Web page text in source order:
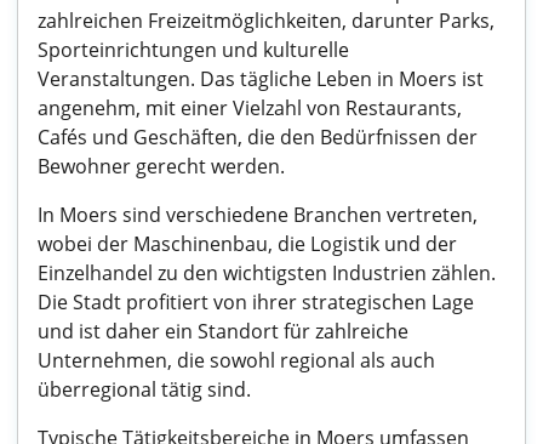
zahlreichen Freizeitmöglichkeiten, darunter Parks,
Sporteinrichtungen und kulturelle
Veranstaltungen. Das tägliche Leben in Moers ist
angenehm, mit einer Vielzahl von Restaurants,
Cafés und Geschäften, die den Bedürfnissen der
Bewohner gerecht werden.
In Moers sind verschiedene Branchen vertreten,
wobei der Maschinenbau, die Logistik und der
Einzelhandel zu den wichtigsten Industrien zählen.
Die Stadt profitiert von ihrer strategischen Lage
und ist daher ein Standort für zahlreiche
Unternehmen, die sowohl regional als auch
überregional tätig sind.
Typische Tätigkeitsbereiche in Moers umfassen